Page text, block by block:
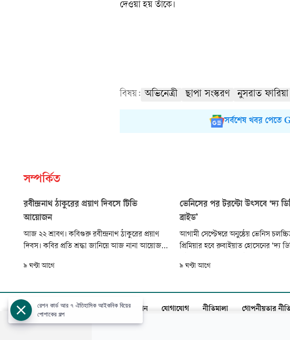
দেওয়া হয় তাঁকে।
বিষয়: অভিনেত্রী ছাপা সংস্করণ নুসরাত ফারিয়া
সর্বশেষ খবর
সম্পর্কিত
রবীন্দ্রনাথ ঠাকুরের প্রয়াণ দিবসে টিভি
আয়োজন
আজ ২২ শ্রাবণ। কবিগুরু রবীন্দ্রনাথ ঠাকুরের প্রয়াণ
দিবস। কবির প্রতি শ্রদ্ধা জানিয়ে আজ নানা আয়োজন
কয়েকটি চ্যানেলের আয়োজনের খবর থাকছে এই
৯ ঘণ্টা আগে
ভেনিসের পর টরন্টো উৎসবে ‘দ্য
ব্রাইড’
আগামী সেপ্টেম্বরে অনুষ্ঠেয় ভেনিস
প্রিমিয়ার হবে রুবাইয়াত হোসেনের ‘দ্য
উৎসবের ৮৩তম আসরে রিজোন্তি
আগে আরও এক চলচ্চিত্র উৎসবে
অন্তর্ভুক্তির খবর...
৯ ঘণ্টা আগে
আজকের পত্রিকা বিজ্ঞাপন সার্কুলেশন যোগাযোগ নীতিমালা গোপনীয়তার
রেশন কার্ড আর ৭ ঐতিহাসিক আইকনিক বিয়ের
পোশাকের গল্প